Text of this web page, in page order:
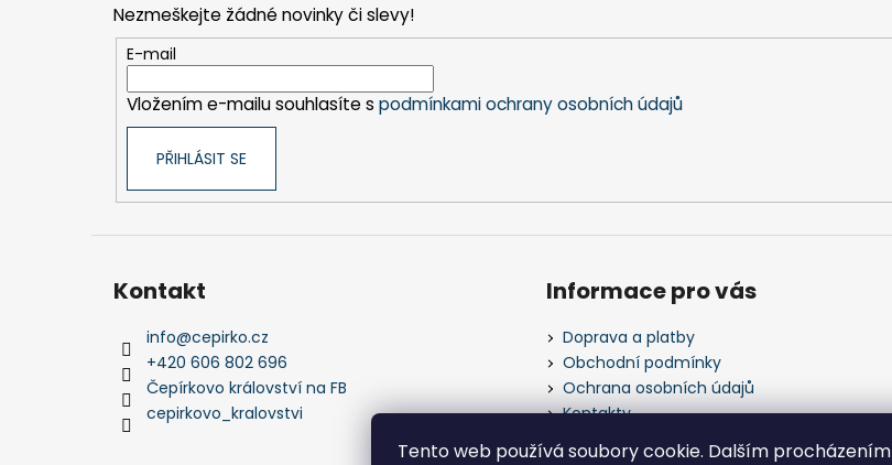
Tento web používá soubory cookie. Dalším procházením
Nezmeškejte žádné novinky či slevy!
E-mail
Vložením e-mailu souhlasíte s podmínkami ochrany osobních údajů
PŘIHLÁSIT SE
Kontakt
info@cepirko.cz
+420 606 802 696
Čepírkovo království na FB
cepirkovo_kralovstvi
Informace pro vás
Doprava a platby
Obchodní podmínky
Ochrana osobních údajů
Kontakty
Napište nám